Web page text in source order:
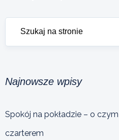
Najnowsze wpisy
Spokój na pokładzie – o
czarterem